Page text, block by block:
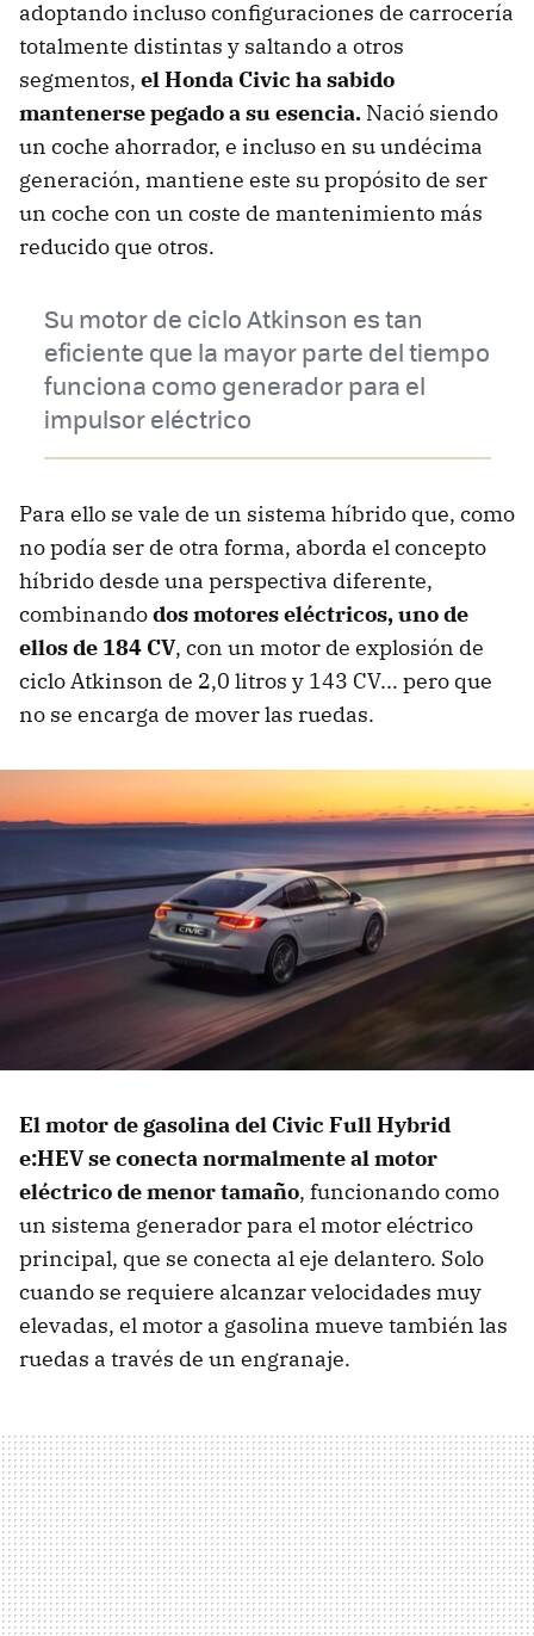
adoptando incluso configuraciones de carrocería
totalmente distintas y saltando a otros
segmentos, el Honda Civic ha sabido
mantenerse pegado a su esencia. Nació siendo
un coche ahorrador, e incluso en su undécima
generación, mantiene este su propósito de ser
un coche con un coste de mantenimiento más
reducido que otros.
Su motor de ciclo Atkinson es tan
eficiente que la mayor parte del tiempo
funciona como generador para el
impulsor eléctrico
Para ello se vale de un sistema híbrido que, como
no podía ser de otra forma, aborda el concepto
híbrido desde una perspectiva diferente,
combinandodos motores eléctricos, uno de
ellos de 184 CV, con un motor de explosión de
ciclo Atkinson de 2,0 litros y 143 CV... pero que
no se encarga de mover las ruedas.
El motor de gasolina del Civic Full Hybrid
e:HEV se conecta normalmente al motor
eléctrico de menor tamaño, funcionando como
un sistema generador para el motor eléctrico
principal, que se conecta al eje delantero. Solo
cuando se requiere alcanzar velocidades muy
elevadas, el motor a gasolina mueve también las
ruedas a través de un engranaje.